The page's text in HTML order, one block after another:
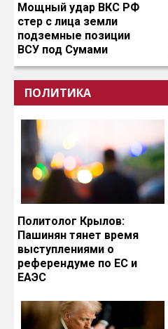
Мощный удар ВКС РФ
стер с лица земли
подземные позиции
ВСУ под Сумами
ПОЛИТИКА
Политолог Крылов:
Пашинян тянет время
выступлениями о
референдуме по ЕС и
ЕАЭС